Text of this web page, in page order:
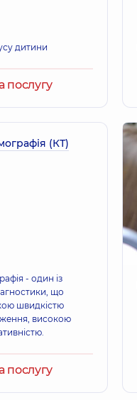
дитини
послугу
(КТ)
- один із
що
швидкістю
високою
послугу